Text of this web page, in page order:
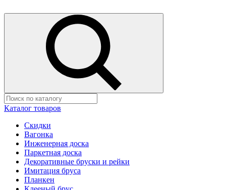
Каталог товаров
Скидки
Вагонка
Инженерная доска
Паркетная доска
Декоративные бруски и рейки
Имитация бруса
Планкен